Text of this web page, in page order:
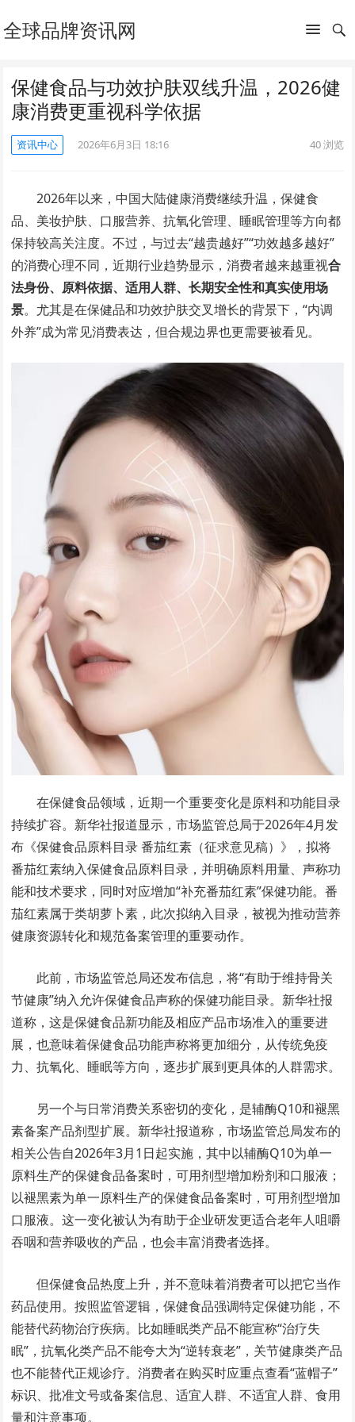
全球品牌资讯网
保健食品与功效护肤双线升温，2026健
康消费更重视科学依据
资讯中心 2026年6月3日 18:16 40浏览
2026年以来，中国大陆健康消费继续升温，保健食
品、美妆护肤、口服营养、抗氧化管理、睡眠管理等方向都
保持较高关注度。不过，与过去“越贵越好”“功效越多越好”
的消费心理不同，近期行业趋势显示，消费者越来越重视合
法身份、原料依据、适用人群、长期安全性和真实使用场
景。尤其是在保健品和功效护肤交叉增长的背景下，“内调
外养”成为常见消费表达，但合规边界也更需要被看见。
在保健食品领域，近期一个重要变化是原料和功能目录
持续扩容。新华社报道显示，市场监管总局于2026年4月发
布《保健食品原料目录 番茄红素（征求意见稿）》，拟将
番茄红素纳入保健食品原料目录，并明确原料用量、声称功
能和技术要求，同时对应增加“补充番茄红素”保健功能。番
茄红素属于类胡萝卜素，此次拟纳入目录，被视为推动营养
健康资源转化和规范备案管理的重要动作。
此前，市场监管总局还发布信息，将“有助于维持骨关
节健康”纳入允许保健食品声称的保健功能目录。新华社报
道称，这是保健食品新功能及相应产品市场准入的重要进
展，也意味着保健食品功能声称将更加细分，从传统免疫
力、抗氧化、睡眠等方向，逐步扩展到更具体的人群需求。
另一个与日常消费关系密切的变化，是辅酶Q10和褪黑
素备案产品剂型扩展。新华社报道称，市场监管总局发布的
相关公告自2026年3月1日起实施，其中以辅酶Q10为单一
原料生产的保健食品备案时，可用剂型增加粉剂和口服液；
以褪黑素为单一原料生产的保健食品备案时，可用剂型增加
口服液。这一变化被认为有助于企业研发更适合老年人咀嚼
吞咽和营养吸收的产品，也会丰富消费者选择。
但保健食品热度上升，并不意味着消费者可以把它当作
药品使用。按照监管逻辑，保健食品强调特定保健功能，不
能替代药物治疗疾病。比如睡眠类产品不能宣称“治疗失
眠”，抗氧化类产品不能夸大为“逆转衰老”，关节健康类产品
也不能替代正规诊疗。消费者在购买时应重点查看“蓝帽子”
标识、批准文号或备案信息、适宜人群、不适宜人群、食用
量和注意事项。